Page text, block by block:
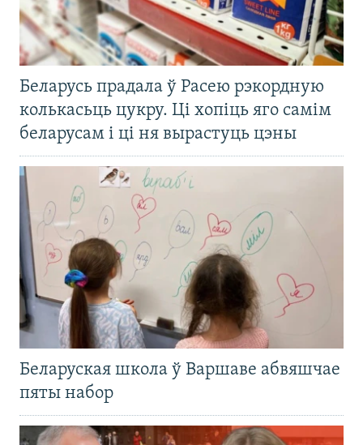
Беларусь прадала ў Расею рэкордную
колькасьць цукру. Ці хопіць яго самім
беларусам і ці ня вырастуць цэны
Беларуская школа ў Варшаве абвяшчае
пяты набор